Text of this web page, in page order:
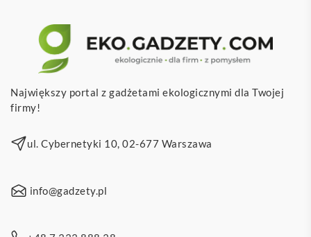
Największy portal z gadżetami ekologicznymi dla Twojej
firmy!
ul. Cybernetyki 10, 02-677 Warszawa
info@gadzety.pl